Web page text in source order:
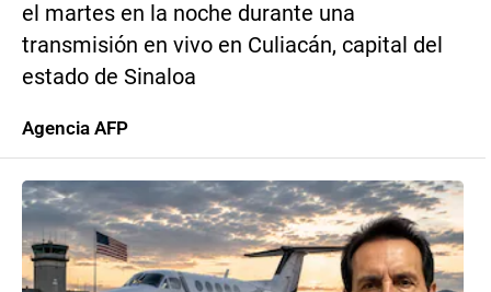
el martes en la noche durante una
transmisión en vivo en Culiacán, capital del
estado de Sinaloa
Agencia AFP